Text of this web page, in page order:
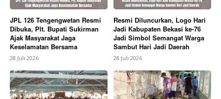
JPL 126 Tengengwetan Resmi
Dibuka, Plt. Bupati Sukirman
Ajak Masyarakat Jaga
Keselamatan Bersama
28 Juli 2026
Resmi Diluncurkan, Logo Hari
Jadi Kabupaten Bekasi ke-76
Jadi Simbol Semangat Warga
Sambut Hari Jadi Daerah
28 Juli 2026